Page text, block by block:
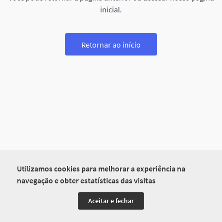
Utilizamos cookies para melhorar a experiência na
navegação e obter estatísticas das visitas
Aceitar e fechar
inicial.
Retornar ao início